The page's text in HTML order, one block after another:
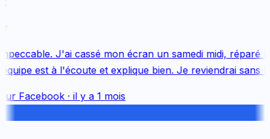
J'ai cassé mon écran un samedi midi, réparé le
est à l'écoute et explique bien. Je reviendrai sans
Facebook· il y a 1 mois